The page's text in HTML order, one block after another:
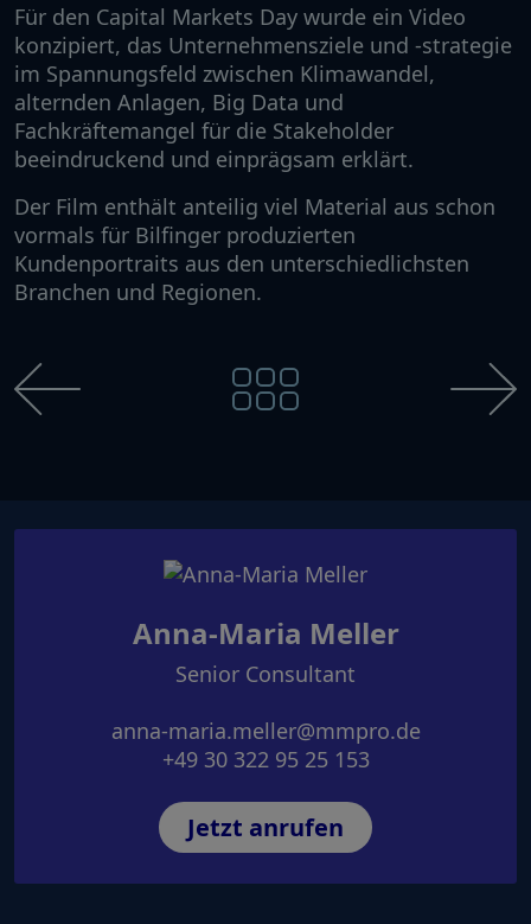
Für den Capital Markets Day wurde ein Video
konzipiert, das Unternehmensziele und -strategie
im Spannungsfeld zwischen Klimawandel,
alternden Anlagen, Big Data und
Fachkräftemangel für die Stakeholder
beeindruckend und einprägsam erklärt.
Der Film enthält anteilig viel Material aus schon
vormals für Bilfinger produzierten
Kundenportraits aus den unterschiedlichsten
Branchen und Regionen.
Anna-Maria Meller
Senior Consultant
anna-maria.meller@mmpro.de
+49 30 322 95 25 153
Jetzt anrufen